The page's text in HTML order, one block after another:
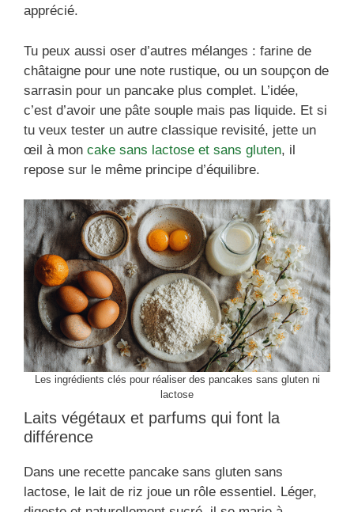
apprécié.
Tu peux aussi oser d’autres mélanges : farine de
châtaigne pour une note rustique, ou un soupçon de
sarrasin pour un pancake plus complet. L’idée,
c’est d’avoir une pâte souple mais pas liquide. Et si
tu veux tester un autre classique revisité, jette un
œil à mon cake sans lactose et sans gluten, il
repose sur le même principe d’équilibre.
Les ingrédients clés pour réaliser des pancakes sans gluten ni
lactose
Laits végétaux et parfums qui font la
différence
Dans une recette pancake sans gluten sans
lactose, le lait de riz joue un rôle essentiel. Léger,